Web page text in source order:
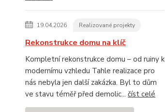
19.04.2026 Realizované projekty
Rekonstrukce domu na klíč
Kompletní rekonstrukce domu – od ruiny k
modernímu vzhledu Tahle realizace pro
nás nebyla jen další zakázka. Byl to dům
ve stavu téměř před demolic... číst celé